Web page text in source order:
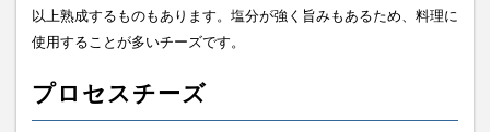
以上熟成するものもあります。塩分が強く旨みもあるため、料理に
使用することが多いチーズです。
プロセスチーズ